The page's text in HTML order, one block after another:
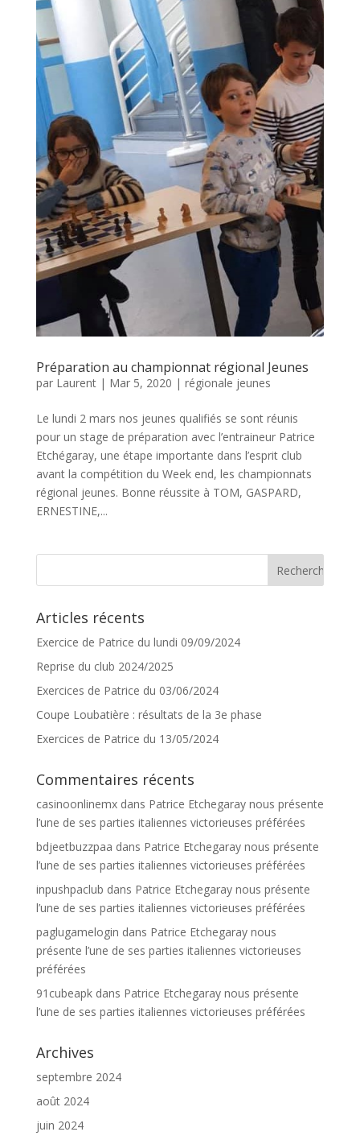
Préparation au championnat régional Jeunes
par Laurent| Mar 5, 2020 | régionale jeunes
Le lundi 2 mars nos jeunes qualifiés se sont réunis
pour un stage de préparation avec l’entraineur Patrice
Etchégaray, une étape importante dans l’esprit club
avant la compétition du Week end, les championnats
régional jeunes. Bonne réussite à TOM, GASPARD,
ERNESTINE,...
Articles récents
Exercice de Patrice du lundi 09/09/2024
Reprise du club 2024/2025
Exercices de Patrice du 03/06/2024
Coupe Loubatière : résultats de la 3e phase
Exercices de Patrice du 13/05/2024
Commentaires récents
casinoonlinemxdans Patrice Etchegaray nous présente
l’une de ses parties italiennes victorieuses préférées
bdjeetbuzzpaa dans Patrice Etchegaray nous présente
l’une de ses parties italiennes victorieuses préférées
inpushpaclub dans Patrice Etchegaray nous présente
l’une de ses parties italiennes victorieuses préférées
paglugamelogin dans Patrice Etchegaray nous
présente l’une de ses parties italiennes victorieuses
préférées
91cubeapkdans Patrice Etchegaray nous présente
l’une de ses parties italiennes victorieuses préférées
Archives
septembre 2024
août 2024
juin 2024